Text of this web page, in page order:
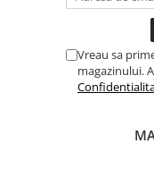
in scoica, fara sa
Reglarea centurilor se
Vreau sa
magazinului.